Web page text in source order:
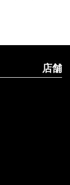
店舗